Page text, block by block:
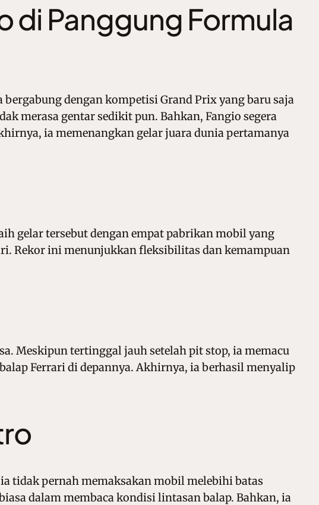
di Panggung Formula
dengan kompetisi Grand Prix yang baru saja
merasa gentar sedikit pun. Bahkan, Fangio segera
ia memenangkan gelar juara dunia pertamanya
gelar tersebut dengan empat pabrikan mobil yang
Rekor ini menunjukkan fleksibilitas dan kemampuan
Meskipun tertinggal jauh setelah pit stop, ia memacu
Ferrari di depannya. Akhirnya, ia berhasil menyalip
tidak pernah memaksakan mobil melebihi batas
dalam membaca kondisi lintasan balap. Bahkan, ia